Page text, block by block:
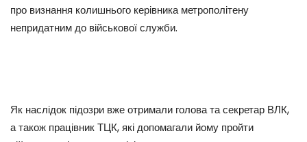
про визнання колишнього керівника метрополітену
непридатним до військової служби.
Як наслідок підозри вже отримали голова та секретар ВЛК,
а також працівник ТЦК, які допомагали йому пройти